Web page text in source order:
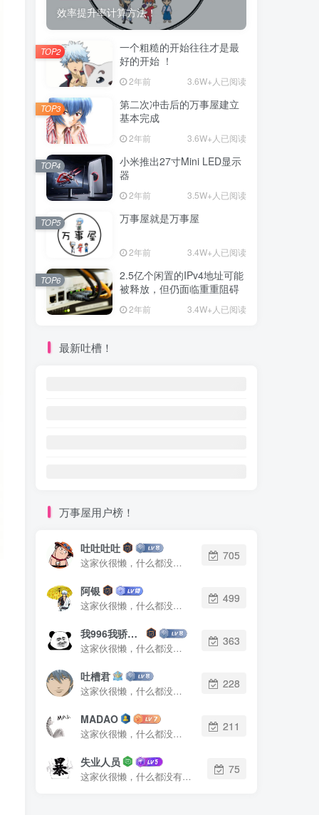
效率提升率计算方法！
一个粗糙的开始往往才是最
好的开始 ！
2年前 3.6W+人已阅读
TOP2
第二次冲击后的万事屋建立
基本完成
2年前 3.6W+人已阅读
TOP3
小米推出27寸Mini LED显示
器
2年前 3.5W+人已阅读
TOP4
万事屋就是万事屋
2年前 3.4W+人已阅读
TOP5
2.5亿个闲置的IPv4地址可能
被释放，但仍面临重重阻碍
2年前 3.4W+人已阅读
TOP6
最新吐槽！
万事屋用户榜！
吐吐吐吐
这家伙很懒，什么都没有写...
705
阿银
这家伙很懒，什么都没有写...
499
我996我骄傲了么
这家伙很懒，什么都没有写...
363
吐槽君
这家伙很懒，什么都没有写...
228
MADAO
这家伙很懒，什么都没有写...
211
失业人员
这家伙很懒，什么都没有写...
75